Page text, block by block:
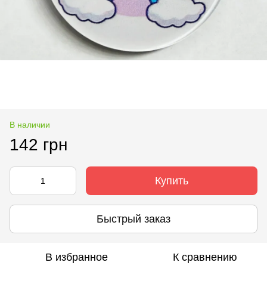
В наличии
142 грн
Купить
Быстрый заказ
В избранное К сравнению